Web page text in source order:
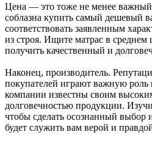
Цена — это тоже не менее важный
соблазна купить самый дешевый
соответствовать заявленным
из строя. Ищите матрас в
получить качественный и
Наконец, производитель.
покупателей играют важную
компании известны своим
долговечностью продукции.
чтобы сделать осознанный выбор
будет служить вам верой и